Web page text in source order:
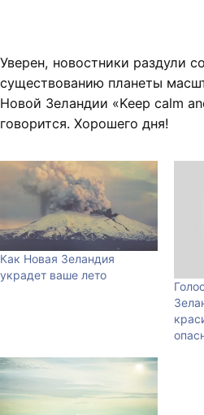
Уверен, новостники раздули
существованию планеты
Новой Зеландии «Keep calm
говорится. Хорошего дня!
Как Новая Зеландия
украдет ваше лето